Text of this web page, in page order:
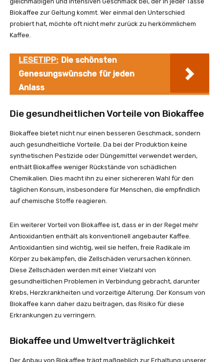
Biokaffee zur Geltung kommt. Wer einmal den Unterschied
probiert hat, möchte oft nicht mehr zurück zu herkömmlichem
Kaffee.
LESETIPP: Die schönsten
Genesungswünsche für jeden
Anlass
Die gesundheitlichen Vorteile von Biokaffee
Biokaffee bietet nicht nur einen besseren Geschmack, sondern
auch gesundheitliche Vorteile. Da bei der Produktion keine
synthetischen Pestizide oder Düngemittel verwendet werden,
enthält Biokaffee weniger Rückstände von schädlichen
Chemikalien. Dies macht ihn zu einer sichereren Wahl für den
täglichen Konsum, insbesondere für Menschen, die empfindlich
auf chemische Stoffe reagieren.
Ein weiterer Vorteil von Biokaffee ist, dass er in der Regel mehr
Antioxidantien enthält als konventionell angebauter Kaffee.
Antioxidantien sind wichtig, weil sie helfen, freie Radikale im
Körper zu bekämpfen, die Zellschäden verursachen können.
Diese Zellschäden werden mit einer Vielzahl von
gesundheitlichen Problemen in Verbindung gebracht, darunter
Krebs, Herzkrankheiten und vorzeitige Alterung. Der Konsum von
Biokaffee kann daher dazu beitragen, das Risiko für diese
Erkrankungen zu verringern.
Biokaffee und Umweltverträglichkeit
Der Anbau von Biokaffee trägt maßgeblich zur Erhaltung unserer